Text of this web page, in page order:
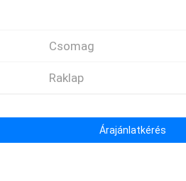
Csomag
Raklap
Árajánlatkérés